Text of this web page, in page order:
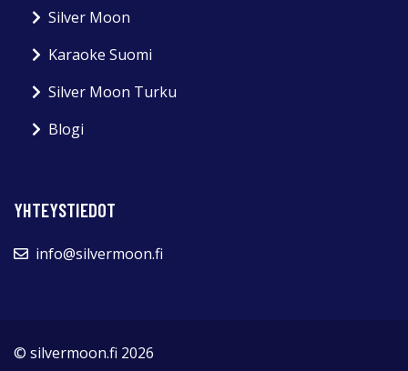
Silver Moon
Karaoke Suomi
Silver Moon Turku
Blogi
YHTEYSTIEDOT
info@silvermoon.fi
© silvermoon.fi 2026